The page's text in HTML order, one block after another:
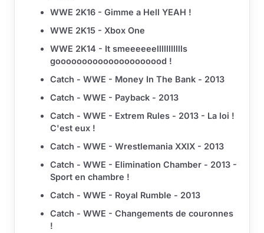
WWE 2K16 - Gimme a Hell YEAH !
WWE 2K15 - Xbox One
WWE 2K14 - It smeeeeeellllllllllls
gooooooooooooooooooood !
Catch - WWE - Money In The Bank - 2013
Catch - WWE - Payback - 2013
Catch - WWE - Extrem Rules - 2013 - La loi !
C'est eux !
Catch - WWE - Wrestlemania XXIX - 2013
Catch - WWE - Elimination Chamber - 2013 -
Sport en chambre !
Catch - WWE - Royal Rumble - 2013
Catch - WWE - Changements de couronnes
!